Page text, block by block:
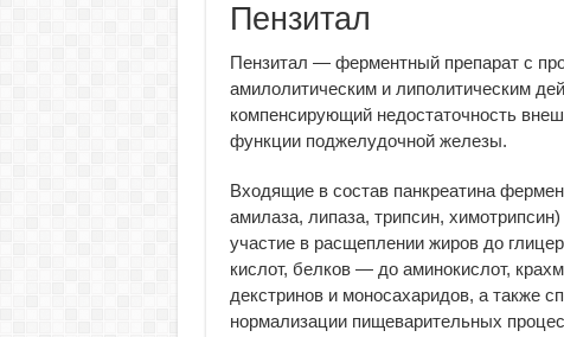
Пензитал
Пензитал — ферментный препарат с
амилолитическим и липолитическим
компенсирующий недостаточность
функции поджелудочной железы.
Входящие в состав панкреатина
амилаза, липаза, трипсин,
участие в расщеплении жиров до
кислот, белков — до аминокислот,
декстринов и моносахаридов, а также
нормализации пищеварительных